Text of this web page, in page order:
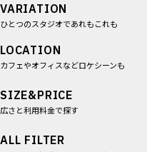
VARIATION
ひとつのスタジオであれもこれも
LOCATION
カフェやオフィスなどロケシーンも
SIZE&PRICE
広さと利用料金で探す
ALL FILTER